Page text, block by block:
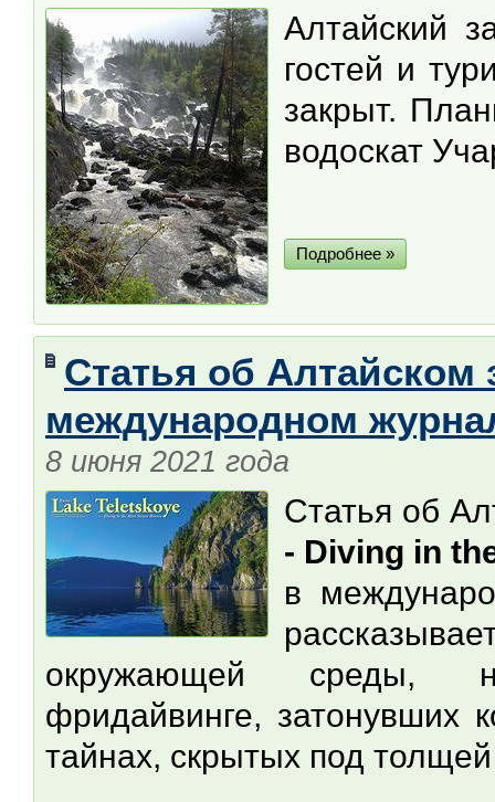
Алтайский
гостей и
закрыт.
водоскат
Подробнее »
Статья об Алтайском
международном
8 июня 2021 года
Статья об
- Diving in
в
окружающей среды,
фридайвинге, затонувших
тайнах, скрытых под